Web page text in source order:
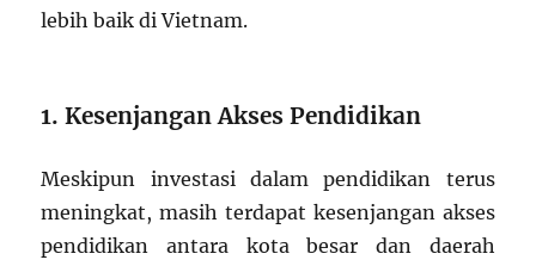
lebih baik di Vietnam.
1. Kesenjangan Akses Pendidikan
Meskipun investasi dalam pendidikan terus
meningkat, masih terdapat kesenjangan akses
pendidikan antara kota besar dan daerah